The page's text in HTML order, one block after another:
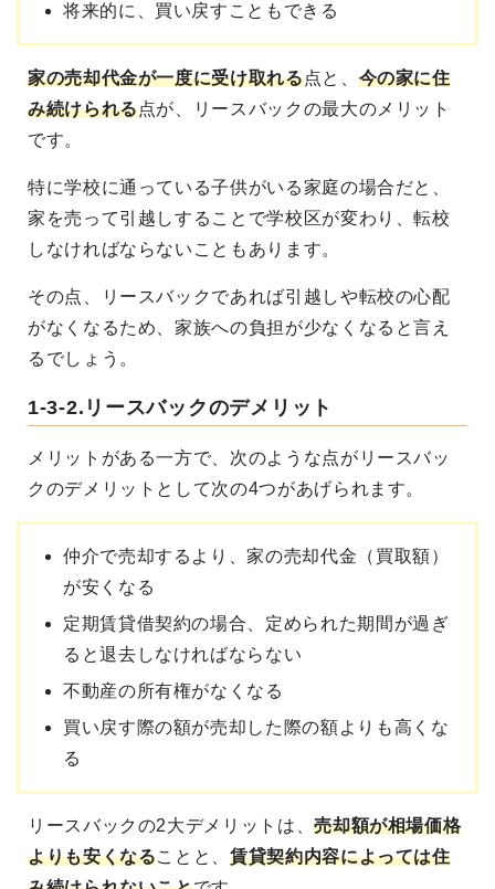
将来的に、買い戻すこともできる
家の売却代金が一度に受け取れる点と、 今の家に住
み続けられる点が、リースバックの最大のメリット
です。
特に学校に通っている子供がいる家庭の場合だと、
家を売って引越しすることで学校区が変わり、転校
しなければならないこともあります。
その点、リースバックであれば引越しや転校の心配
がなくなるため、家族への負担が少なくなると言え
るでしょう。
1-3-2.リースバックのデメリット
メリットがある一方で、次のような点がリースバッ
クのデメリットとして次の4つがあげられます。
仲介で売却するより、家の売却代金（買取額）
が安くなる
定期賃貸借契約の場合、定められた期間が過ぎ
ると退去しなければならない
不動産の所有権がなくなる
買い戻す際の額が売却した際の額よりも高くな
る
リースバックの2大デメリットは、売却額が相場価格
よりも安くなることと、賃貸契約内容によっては住